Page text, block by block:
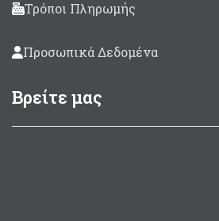
Τρόποι Πληρωμής
Προσωπικά Δεδομένα
Βρείτε μας